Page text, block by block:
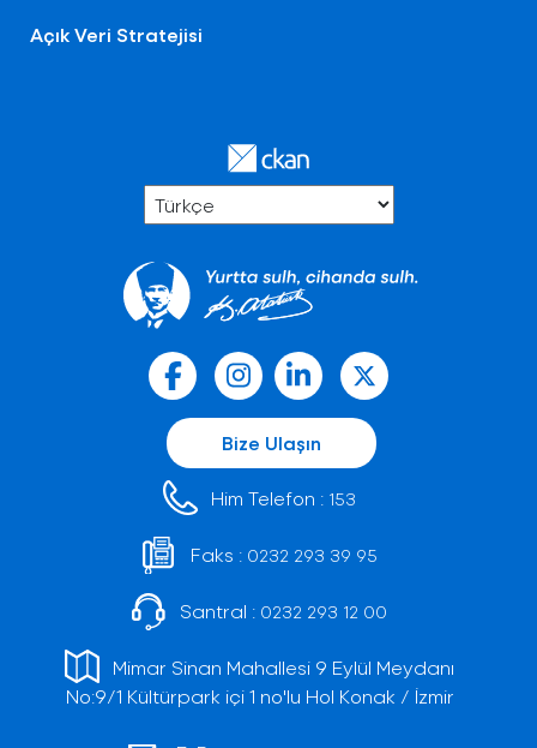
Açık Veri Stratejisi
Bize Ulaşın
Him Telefon : 153
Faks : 0232 293 39 95
Santral : 0232 293 12 00
Mimar Sinan Mahallesi 9 Eylül Meydanı
No:9/1 Kültürpark içi 1 no'lu Hol Konak / İzmir